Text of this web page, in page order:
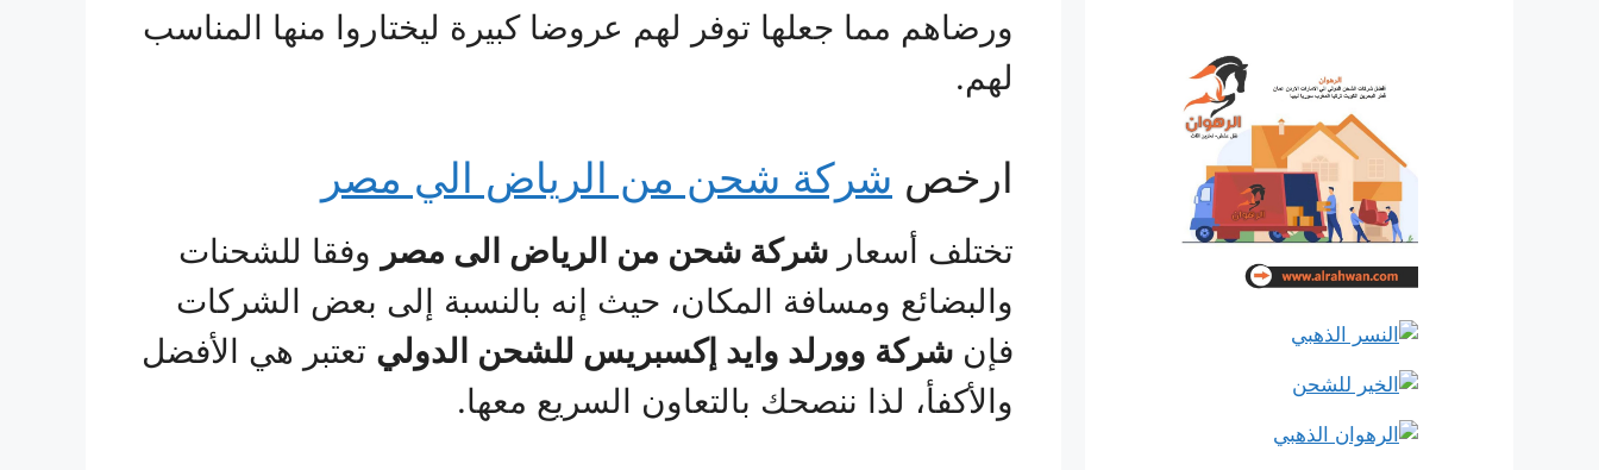
ورضاهم مما جعلها توفر لهم عروضا كبيرة ليختاروا منها المناسب
لهم.
ارخص شركة شحن من الرياض الي مصر
تختلف أسعار شركة شحن من الرياض الى مصر وفقا للشحنات
والبضائع ومسافة المكان، حيث إنه بالنسبة إلى بعض الشركات
فإن شركة وورلد وايد إكسبريس للشحن الدولي تعتبر هي الأفضل
والأكفأ، لذا ننصحك بالتعاون السريع معها.